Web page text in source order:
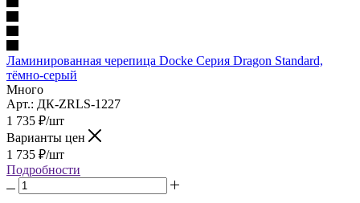
Ламинированная черепица Docke Серия Dragon Standard,
тёмно-серый
Много
Арт.: ДК-ZRLS-1227
1 735 ₽/шт
Варианты цен
1 735 ₽/шт
Подробности